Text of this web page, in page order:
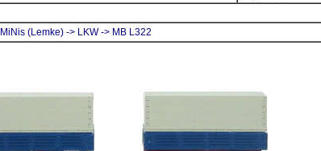
MiNis (Lemke) -> LKW -> MB L322